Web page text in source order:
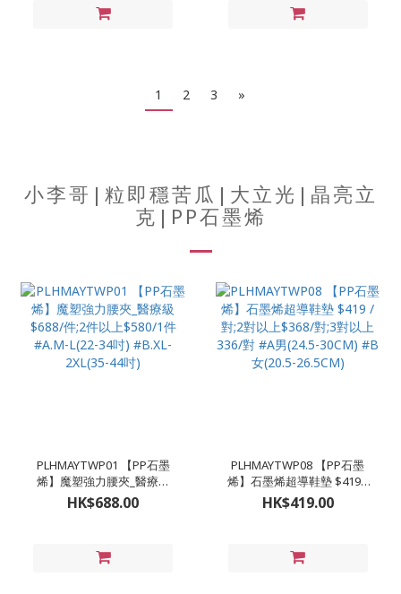
1 2 3 »
小李哥|粒即穩苦瓜|大立光|晶亮立
克|PP石墨烯
PLHMAYTWP01 【PP石墨
烯】魔塑強力腰夾_醫療級
$688/件;2件以上$580/1件
#A.M-L(22-34吋) #B.XL-
HK$688.00
PLHMAYTWP08 【PP石墨
烯】石墨烯超導鞋墊 $419 /
對;2對以上$368/對;3對以上
336/對 #A男(24.5-30CM) #B
HK$419.00